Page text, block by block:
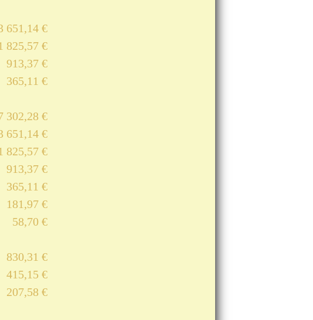
651,14 €
825,57 €
913,37 €
365,11 €
302,28 €
651,14 €
825,57 €
913,37 €
365,11 €
181,97 €
58,70 €
830,31 €
415,15 €
207,58 €